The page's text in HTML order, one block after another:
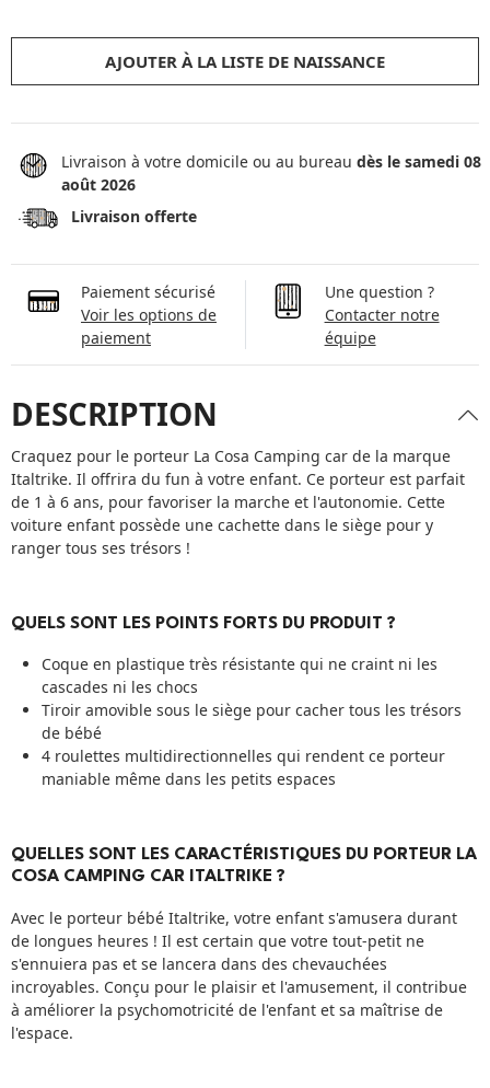
AJOUTER À LA LISTE DE NAISSANCE
Livraison à votre domicile ou au bureau dès le samedi 08
août 2026
Livraison offerte
Paiement sécurisé
Voir les options de
paiement
Une question ?
Contacter notre
équipe
DESCRIPTION
Craquez pour le porteur La Cosa Camping car de la marque
Italtrike. Il offrira du fun à votre enfant. Ce porteur est parfait
de 1 à 6 ans, pour favoriser la marche et l'autonomie. Cette
voiture enfant possède une cachette dans le siège pour y
ranger tous ses trésors !
QUELS SONT LES POINTS FORTS DU PRODUIT ?
Coque en plastique très résistante qui ne craint ni les
cascades ni les chocs
Tiroir amovible sous le siège pour cacher tous les trésors
de bébé
4 roulettes multidirectionnelles qui rendent ce porteur
maniable même dans les petits espaces
QUELLES SONT LES CARACTÉRISTIQUES DU PORTEUR LA
COSA CAMPING CAR ITALTRIKE ?
Avec le porteur bébé Italtrike, votre enfant s'amusera durant
de longues heures ! Il est certain que votre tout-petit ne
s'ennuiera pas et se lancera dans des chevauchées
incroyables. Conçu pour le plaisir et l'amusement, il contribue
à améliorer la psychomotricité de l'enfant et sa maîtrise de
l'espace.